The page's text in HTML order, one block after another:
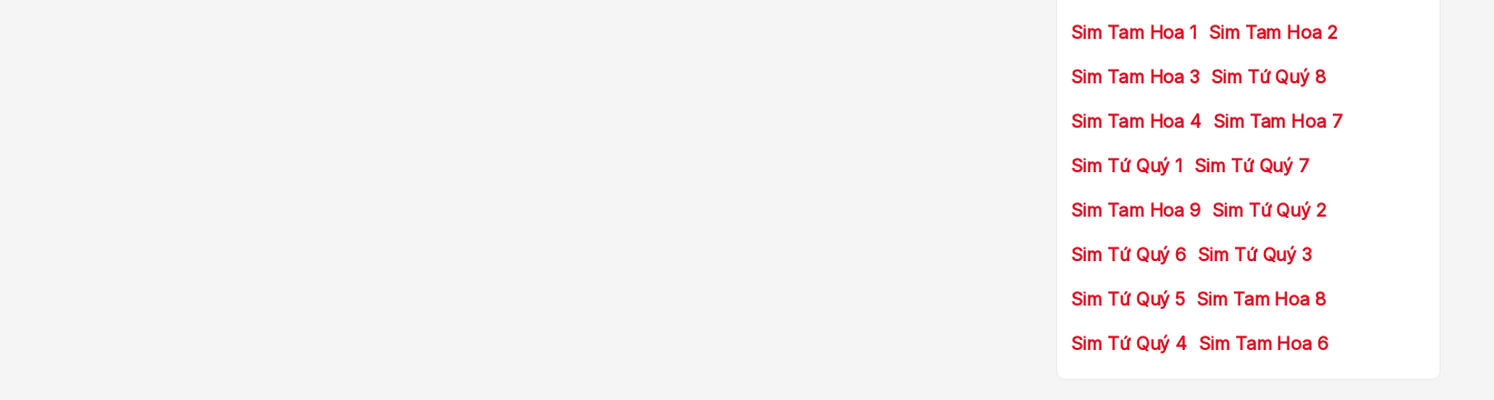
Sim Tam Hoa 1 Sim Tam Hoa 2
Sim Tam Hoa 3 Sim Tứ Quý 8
Sim Tam Hoa 4 Sim Tam Hoa 7
Sim Tứ Quý 1 Sim Tứ Quý 7
Sim Tam Hoa 9 Sim Tứ Quý 2
Sim Tứ Quý 6 Sim Tứ Quý 3
Sim Tứ Quý 5 Sim Tam Hoa 8
Sim Tứ Quý 4 Sim Tam Hoa 6